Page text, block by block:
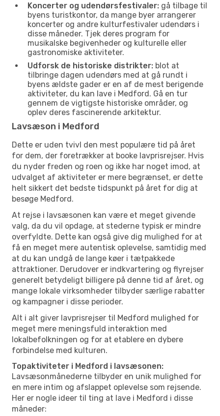
Koncerter og udendørsfestivaler: gå tilbage til
byens turistkontor, da mange byer arrangerer
koncerter og andre kulturfestivaler udendørs i
disse måneder. Tjek deres program for
musikalske begivenheder og kulturelle eller
gastronomiske aktiviteter.
Udforsk de historiske distrikter: blot at
tilbringe dagen udendørs med at gå rundt i
byens ældste gader er en af de mest berigende
aktiviteter, du kan lave i Medford. Gå en tur
gennem de vigtigste historiske områder, og
oplev deres fascinerende arkitektur.
Lavsæson i Medford
Dette er uden tvivl den mest populære tid på året
for dem, der foretrækker at booke lavprisrejser. Hvis
du nyder freden og roen og ikke har noget imod, at
udvalget af aktiviteter er mere begrænset, er dette
helt sikkert det bedste tidspunkt på året for dig at
besøge Medford.
At rejse i lavsæsonen kan være et meget givende
valg, da du vil opdage, at stederne typisk er mindre
overfyldte. Dette kan også give dig mulighed for at
få en meget mere autentisk oplevelse, samtidig med
at du kan undgå de lange køer i tætpakkede
attraktioner. Derudover er indkvartering og flyrejser
generelt betydeligt billigere på denne tid af året, og
mange lokale virksomheder tilbyder særlige rabatter
og kampagner i disse perioder.
Alt i alt giver lavprisrejser til Medford mulighed for
meget mere meningsfuld interaktion med
lokalbefolkningen og for at etablere en dybere
forbindelse med kulturen.
Topaktiviteter i Medford i lavsæsonen:
Lavsæsonmånederne tilbyder en unik mulighed for
en mere intim og afslappet oplevelse som rejsende.
Her er nogle ideer til ting at lave i Medford i disse
måneder: